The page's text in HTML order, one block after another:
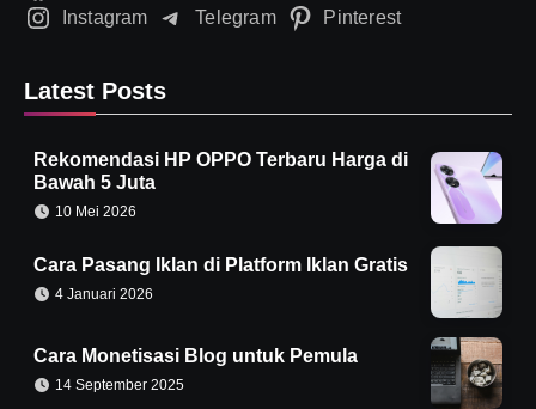
Instagram
Telegram Pinterest
Latest Posts
Rekomendasi HP OPPO Terbaru Harga di
Bawah 5 Juta
10 Mei 2026
Cara Pasang Iklan di Platform Iklan Gratis
4 Januari 2026
Cara Monetisasi Blog untuk Pemula
14 September 2025